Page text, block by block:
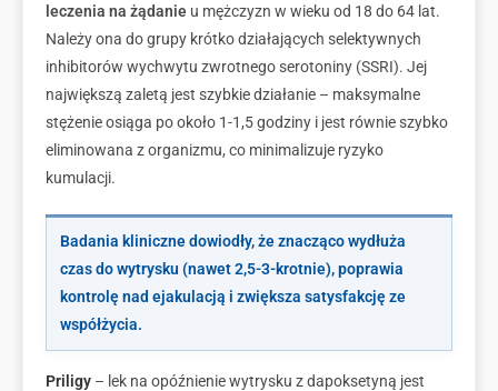
leczenia na żądanie u mężczyzn w wieku od 18 do 64 lat.
Należy ona do grupy krótko działających selektywnych
inhibitorów wychwytu zwrotnego serotoniny (SSRI). Jej
największą zaletą jest szybkie działanie – maksymalne
stężenie osiąga po około 1-1,5 godziny i jest równie szybko
eliminowana z organizmu, co minimalizuje ryzyko
kumulacji.
Badania kliniczne dowiodły, że znacząco wydłuża
czas do wytrysku (nawet 2,5-3-krotnie), poprawia
kontrolę nad ejakulacją i zwiększa satysfakcję ze
współżycia.
Priligy – lek na opóźnienie wytrysku z dapoksetyną jest